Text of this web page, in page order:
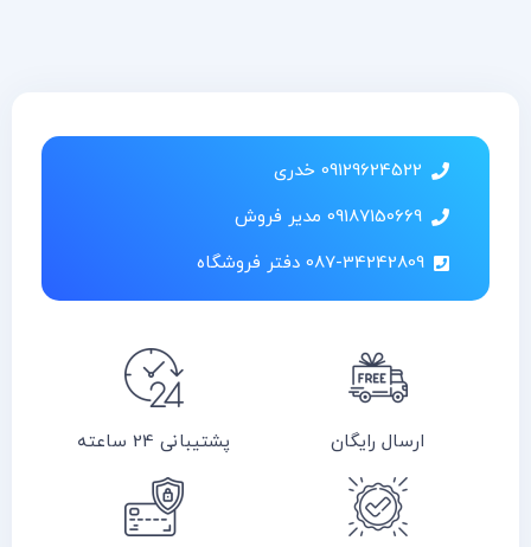
09129624522 خدری
09187150669 مدیر فروش
087-34242809 دفتر فروشگاه
ارسال رایگان پشتیبانی 24 ساعته